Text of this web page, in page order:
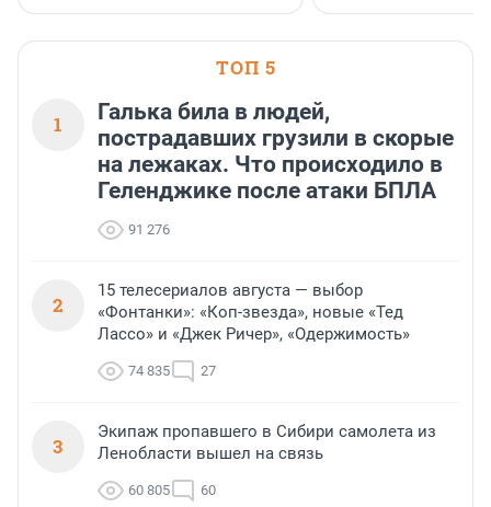
ТОП 5
1
Галька била в людей,
пострадавших грузили в скорые
на лежаках. Что происходило в
Геленджике после атаки БПЛА
91 276
2
15 телесериалов августа — выбор
«Фонтанки»: «Коп-звезда», новые «Тед
Лассо» и «Джек Ричер», «Одержимость»
74 835 27
3
Экипаж пропавшего в Сибири самолета из
Ленобласти вышел на связь
60 805 60